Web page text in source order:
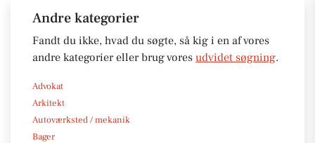
Andre kategorier
Fandt du ikke, hvad du søgte, så kig i en af vores
andre kategorier eller brug vores udvidet søgning.
Advokat
Arkitekt
Autoværksted / mekanik
Bager